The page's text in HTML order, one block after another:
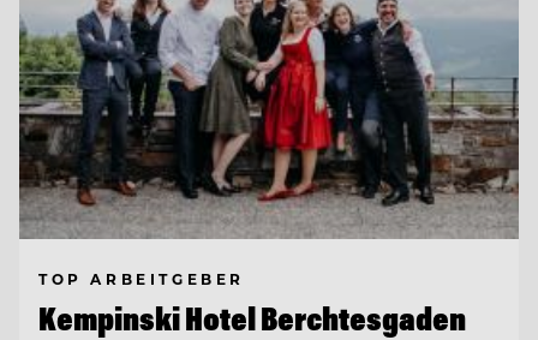
TOP ARBEITGEBER
Kempinski Hotel Berchtesgaden